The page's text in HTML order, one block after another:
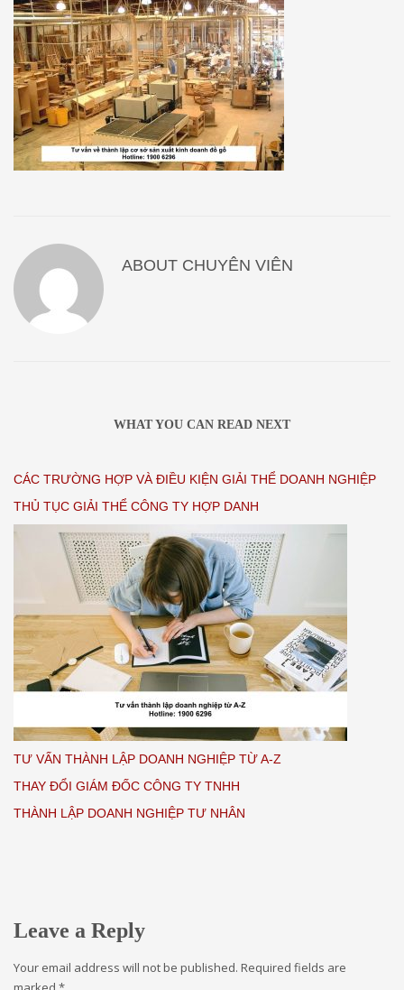
ABOUT CHUYÊN VIÊN
WHAT YOU CAN READ NEXT
CÁC TRƯỜNG HỢP VÀ ĐIỀU KIỆN GIẢI THỂ DOANH NGHIỆP
THỦ TỤC GIẢI THỂ CÔNG TY HỢP DANH
TƯ VẤN THÀNH LẬP DOANH NGHIỆP TỪ A-Z
THAY ĐỔI GIÁM ĐỐC CÔNG TY TNHH
THÀNH LẬP DOANH NGHIỆP TƯ NHÂN
Leave a Reply
Your email address will not be published. Required fields are